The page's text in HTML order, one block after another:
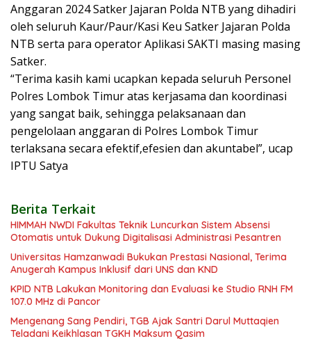
Anggaran 2024 Satker Jajaran Polda NTB yang dihadiri
oleh seluruh Kaur/Paur/Kasi Keu Satker Jajaran Polda
NTB serta para operator Aplikasi SAKTI masing masing
Satker.
“Terima kasih kami ucapkan kepada seluruh Personel
Polres Lombok Timur atas kerjasama dan koordinasi
yang sangat baik, sehingga pelaksanaan dan
pengelolaan anggaran di Polres Lombok Timur
terlaksana secara efektif,efesien dan akuntabel”, ucap
IPTU Satya
Berita Terkait
HIMMAH NWDI Fakultas Teknik Luncurkan Sistem Absensi
Otomatis untuk Dukung Digitalisasi Administrasi Pesantren
Universitas Hamzanwadi Bukukan Prestasi Nasional, Terima
Anugerah Kampus Inklusif dari UNS dan KND
KPID NTB Lakukan Monitoring dan Evaluasi ke Studio RNH FM
107.0 MHz di Pancor
Mengenang Sang Pendiri, TGB Ajak Santri Darul Muttaqien
Teladani Keikhlasan TGKH Maksum Qasim